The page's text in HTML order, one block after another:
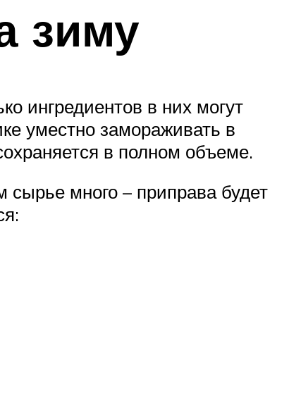
зиму
ингредиентов в них могут
уместно замораживать в
в полном объеме.
сырье много – приправа будет